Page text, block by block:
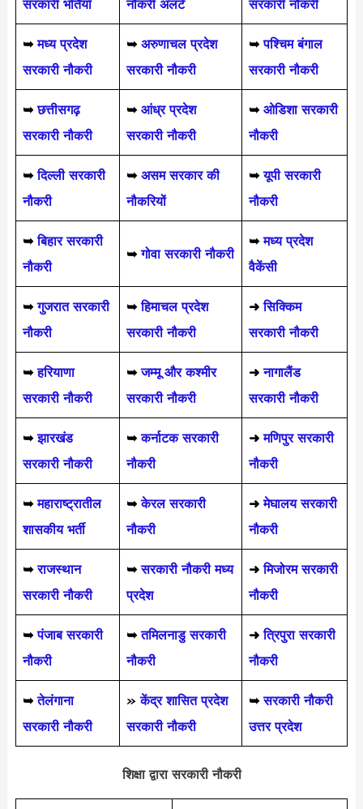
सरकारी भर्तियाँ
नौकरी अलर्ट
सरकारी नौकरी
➥ मध्य प्रदेश
सरकारी नौकरी
➥ अरुणाचल प्रदेश
सरकारी नौकरी
➥ पश्चिम बंगाल
सरकारी नौकरी
➥ छत्तीसगढ़
सरकारी नौकरी
➥ आंध्र प्रदेश
सरकारी नौकरी
➥ ओडिशा सरकारी
नौकरी
➥ दिल्ली सरकारी
नौकरी
➥ असम सरकार की
नौकरियों
➥ यूपी सरकारी
नौकरी
➥बिहार सरकारी
नौकरी
➥गोवा सरकारी नौकरी
➥ मध्य प्रदेश
वैकेंसी
➥ गुजरात सरकारी
नौकरी
➥हिमाचल प्रदेश
सरकारी नौकरी
➜ सिक्किम
सरकारी नौकरी
➥हरियाणा
सरकारी नौकरी
➥जम्मू और कश्मीर
सरकारी नौकरी
➜ नागालैंड
सरकारी नौकरी
➥ झारखंड
सरकारी नौकरी
➥ कर्नाटक सरकारी
नौकरी
➜ मणिपुर सरकारी
नौकरी
➥ महाराष्ट्रातील
शासकीय भर्ती
➥ केरल सरकारी
नौकरी
➜ मेघालय सरकारी
नौकरी
➥ राजस्थान
सरकारी नौकरी
➥सरकारी नौकरी मध्य
प्रदेश
➜मिजोरम सरकारी
नौकरी
➥ पंजाब सरकारी
नौकरी
➥ तमिलनाडु सरकारी
नौकरी
➜ त्रिपुरा सरकारी
नौकरी
➥तेलंगाना
सरकारी नौकरी
»केंद्र शासित प्रदेश
सरकारी नौकरी
➥ सरकारी नौकरी
उत्तर प्रदेश
शिक्षा द्वारा सरकारी नौकरी